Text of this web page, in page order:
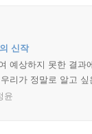
신작
예상하지 못한 결
리가 정말로 알고
윤